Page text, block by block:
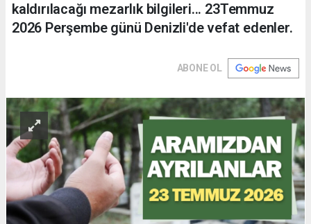
kaldırılacağı mezarlık bilgileri... 23Temmuz
2026 Perşembe günü Denizli'de vefat edenler.
ABONE OL